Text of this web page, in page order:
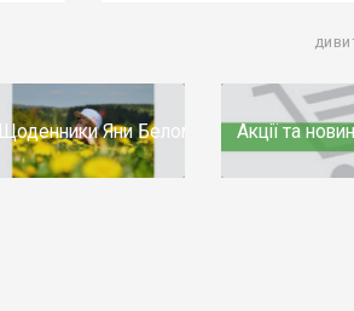
Щоденники Яни Беломоїної Акції та